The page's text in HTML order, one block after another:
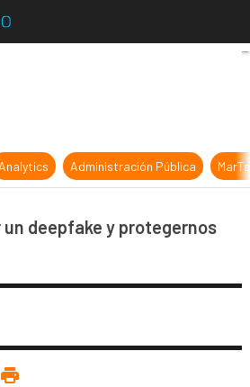
¿Cómo identificar un deepfake y
Analytics Administración Pública
deepfake y protegernos